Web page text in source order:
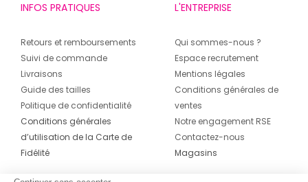
INFOS PRATIQUES
Retours et remboursements
Suivi de commande
Livraisons
Guide des tailles
Politique de confidentialité
Conditions générales
d’utilisation de la Carte de
Fidélité
L'ENTREPRISE
Qui sommes-nous ?
Espace recrutement
Mentions légales
Conditions générales de
ventes
Notre engagement RSE
Contactez-nous
Magasins